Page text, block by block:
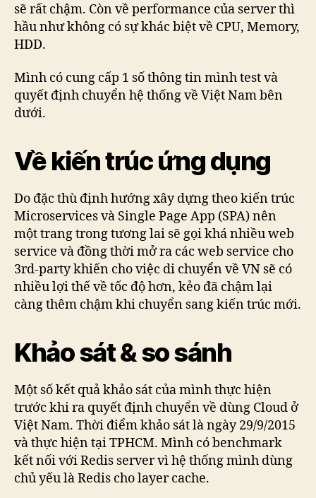
sẽ rất chậm. Còn về performance của server thì
hầu như không có sự khác biệt về CPU, Memory,
HDD.
Mình có cung cấp 1 số thông tin mình test và
quyết định chuyển hệ thống về Việt Nam bên
dưới.
Về kiến trúc ứng dụng
Do đặc thù định hướng xây dựng theo kiến trúc
Microservices và Single Page App (SPA) nên
một trang trong tương lai sẽ gọi khá nhiều web
service và đồng thời mở ra các web service cho
3rd-party khiến cho việc di chuyển về VN sẽ có
nhiều lợi thế về tốc độ hơn, kẻo đã chậm lại
càng thêm chậm khi chuyển sang kiến trúc mới.
Khảo sát & so sánh
Một số kết quả khảo sát của mình thực hiện
trước khi ra quyết định chuyển về dùng Cloud ở
Việt Nam. Thời điểm khảo sát là ngày 29/9/2015
và thực hiện tại TPHCM. Mình có benchmark
kết nối với Redis server vì hệ thống mình dùng
chủ yếu là Redis cho layer cache.